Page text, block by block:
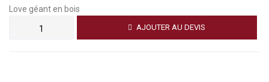
Love géant en bois
AJOUTER AU DEVIS